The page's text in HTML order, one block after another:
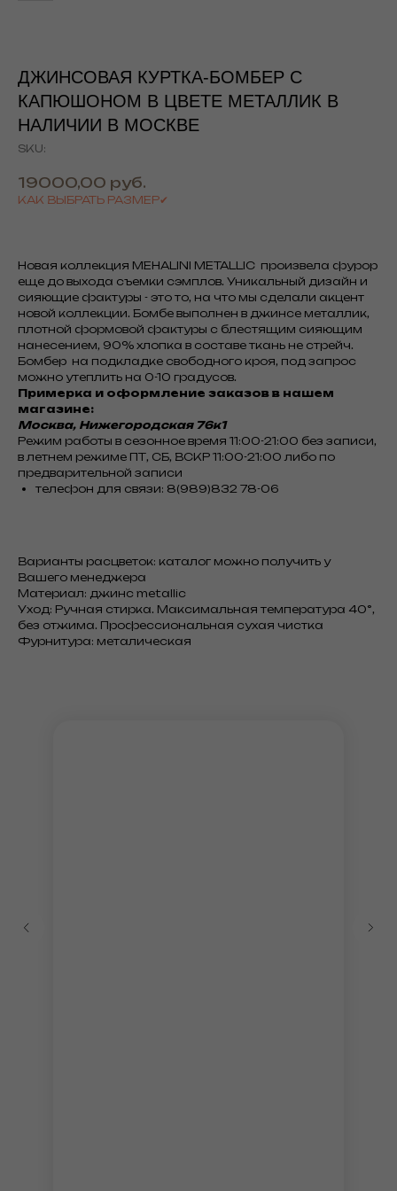
ДЖИНСОВАЯ КУРТКА-БОМБЕР С
КАПЮШОНОМ В ЦВЕТЕ МЕТАЛЛИК В
НАЛИЧИИ В МОСКВЕ
SKU:
19000,00 руб.
КАК ВЫБРАТЬ РАЗМЕР✔
Новая коллекция MEHALINI METALLIC произвела фурор
еще до выхода съемки сэмплов. Уникальный дизайн и
сияющие фактуры - это то, на что мы сделали акцент
новой коллекции. Бомбе выполнен в джинсе металлик,
плотной формовой фактуры с блестящим сияющим
нанесением, 90% хлопка в составе ткань не стрейч.
Бомбер на подкладке свободного кроя, под запрос
можно утеплить на 0-10 градусов.
Примерка и оформление заказов в нашем
магазине:
Москва, Нижегородская 76к1
Режим работы в сезонное время 11:00-21:00 без записи,
в летнем режиме ПТ, СБ, ВСКР 11:00-21:00 либо по
предварительной записи
телефон для связи: 8(989)832 78-06
Варианты расцветок: каталог можно получить у
Вашего менеджера
Материал: джинс metallic
Уход: Ручная стирка. Максимальная температура 40°,
без отжима. Профессиональная сухая чистка
Фурнитура: металическая